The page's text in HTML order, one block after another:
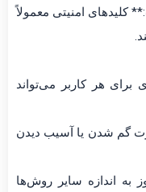
کلیدهای امنیتی معمولاً
هر کاربر می‌تواند
گم شدن یا آسیب دیدن
به اندازه سایر روش‌ها